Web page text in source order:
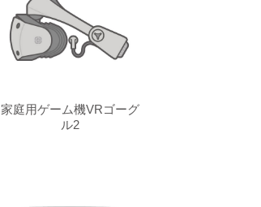
家庭用ゲーム機VRゴーグ
ル2